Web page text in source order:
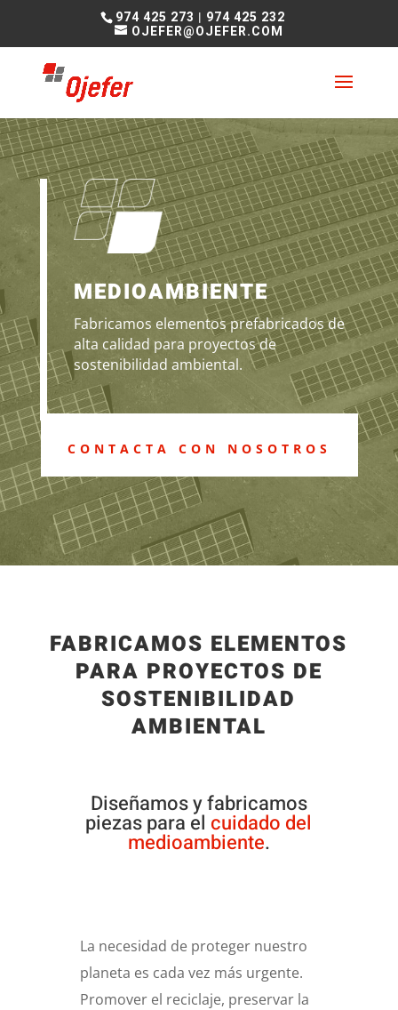
974 425 273 | 974 425 232
OJEFER@OJEFER.COM
MEDIOAMBIENTE
Fabricamos elementos prefabricados de
alta calidad para proyectos de
sostenibilidad ambiental.
CONTACTA CON NOSOTROS
FABRICAMOS ELEMENTOS
PARA PROYECTOS DE
SOSTENIBILIDAD
AMBIENTAL
Diseñamos y fabricamos
piezas para el cuidado del
medioambiente.
La necesidad de proteger nuestro
planeta es cada vez más urgente.
Promover el reciclaje, preservar la